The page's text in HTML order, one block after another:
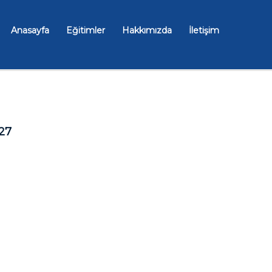
Anasayfa Eğitimler Hakkımızda İletişim